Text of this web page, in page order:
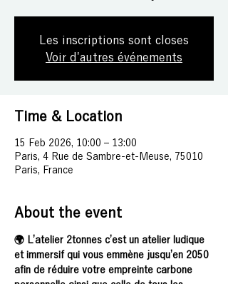
Les inscriptions sont closes
Voir d'autres événements
Time & Location
15 Feb 2026, 10:00 – 13:00
Paris, 4 Rue de Sambre-et-Meuse, 75010
Paris, France
About the event
🌍 L’atelier 2tonnes c’est un atelier ludique
et immersif qui vous emmène jusqu’en 2050
afin de réduire votre empreinte carbone